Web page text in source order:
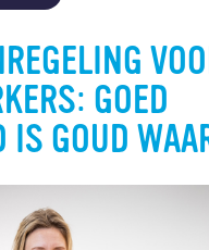
GOED
IS GOUD